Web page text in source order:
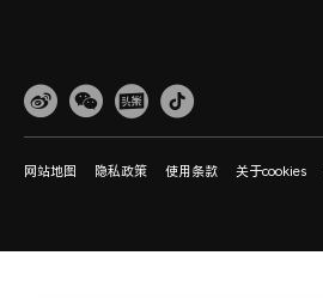
网站地图 隐私政策 使用条款 关于cookies